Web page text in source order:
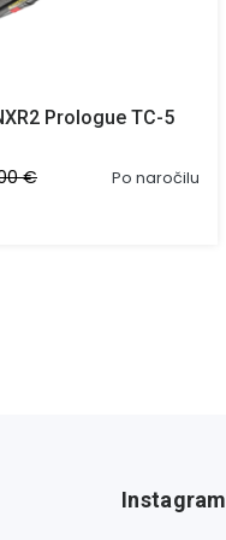
Prologue TC-5
Po naročilu
€
Instagram